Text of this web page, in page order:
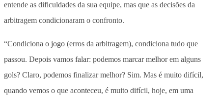
entende as dificuldades da sua equipe, mas que as decisões da
arbitragem condicionaram o confronto.
“Condiciona o jogo (erros da arbitragem), condiciona tudo que
passou. Depois vamos falar: podemos marcar melhor em alguns
gols? Claro, podemos finalizar melhor? Sim. Mas é muito difícil,
quando vemos o que aconteceu, é muito difícil, hoje, em uma